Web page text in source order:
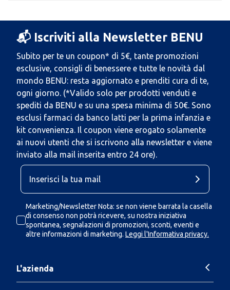
📬 Iscriviti alla Newsletter BENU
Subito per te un coupon* di 5€, tante promozioni
esclusive, consigli di benessere e tutte le novità dal
mondo BENU: resta aggiornato e prenditi cura di te,
ogni giorno. (*Valido solo per prodotti venduti e
spediti da BENU e su una spesa minima di 50€. Sono
esclusi farmaci da banco latti per la prima infanzia e
kit convenienza. Il coupon viene erogato solamente
ai nuovi utenti che si iscrivono alla newsletter e viene
inviato alla mail inserita entro 24 ore).
Marketing/Newsletter Nota: se non viene barrata la casella
di consenso non potrà ricevere, su nostra iniziativa
spontanea, segnalazioni di promozioni, sconti, eventi e
altre informazioni di marketing. Leggi l'Informativa privacy.
L'azienda